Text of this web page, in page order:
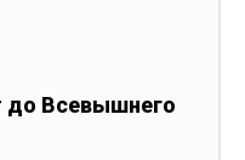
Всевышнего